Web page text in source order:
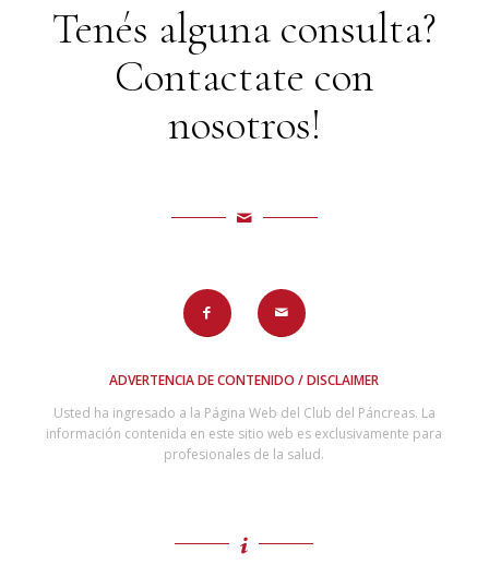
Tenés alguna consulta?
Contactate con
nosotros!
ADVERTENCIA DE CONTENIDO / DISCLAIMER
Usted ha ingresado a la Página Web del Club del Páncreas. La
información contenida en este sitio web es exclusivamente para
profesionales de la salud.